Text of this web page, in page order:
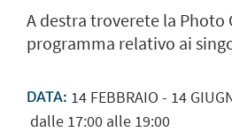
A destra troverete la Photo
programma relativo ai
DATA: 14FEBBRAIO - 14
dalle 17:00 alle 19:00